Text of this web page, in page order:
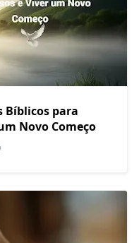
Bíblicos para
Novo Começo